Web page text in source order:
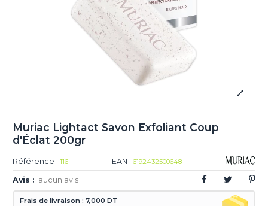
Muriac Lightact Savon Exfoliant Coup
d'Éclat 200gr
Référence : 116 EAN : 6192432500648
Avis : aucun avis
Frais de livraison : 7,000 DT